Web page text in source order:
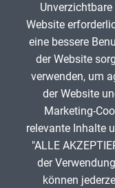
Um Spam zu
oben ein.
Website
eine bessere
der Website
verwenden, um
der Website
Marketing-
relevante Inhalte
"ALLE
der
können